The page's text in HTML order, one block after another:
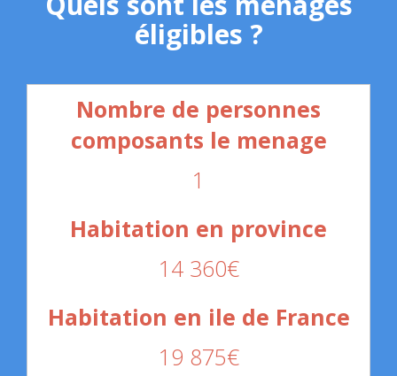
éligibles ?
1
14 360€
19 875€